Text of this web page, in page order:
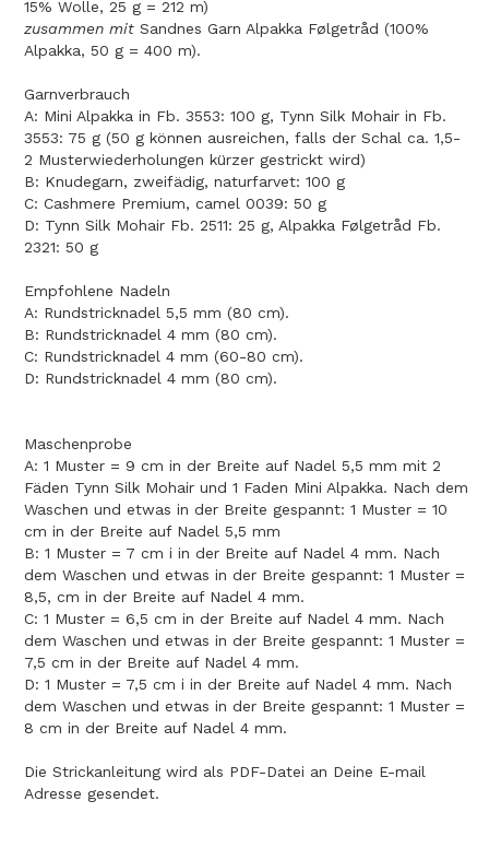
15% Wolle, 25 g = 212 m)
zusammen mit Sandnes Garn Alpakka Følgetråd (100%
Alpakka, 50 g = 400 m).
Garnverbrauch
A: Mini Alpakka in Fb. 3553: 100 g, Tynn Silk Mohair in Fb.
3553: 75 g (50 g können ausreichen, falls der Schal ca. 1,5-
2 Musterwiederholungen kürzer gestrickt wird)
B: Knudegarn, zweifädig, naturfarvet: 100 g
C: Cashmere Premium, camel 0039: 50 g
D: Tynn Silk Mohair Fb. 2511: 25 g, Alpakka Følgetråd Fb.
2321: 50 g
Empfohlene Nadeln
A: Rundstricknadel 5,5 mm (80 cm).
B: Rundstricknadel 4 mm (80 cm).
C: Rundstricknadel 4 mm (60-80 cm).
D: Rundstricknadel 4 mm (80 cm).
Maschenprobe
A: 1 Muster = 9 cm in der Breite auf Nadel 5,5 mm mit 2
Fäden Tynn Silk Mohair und 1 Faden Mini Alpakka. Nach dem
Waschen und etwas in der Breite gespannt: 1 Muster = 10
cm in der Breite auf Nadel 5,5 mm
B: 1 Muster = 7 cm i in der Breite auf Nadel 4 mm. Nach
dem Waschen und etwas in der Breite gespannt: 1 Muster =
8,5, cm in der Breite auf Nadel 4 mm.
C: 1 Muster = 6,5 cm in der Breite auf Nadel 4 mm. Nach
dem Waschen und etwas in der Breite gespannt: 1 Muster =
7,5 cm in der Breite auf Nadel 4 mm.
D: 1 Muster = 7,5 cm i in der Breite auf Nadel 4 mm. Nach
dem Waschen und etwas in der Breite gespannt: 1 Muster =
8 cm in der Breite auf Nadel 4 mm.
Die Strickanleitung wird als PDF-Datei an Deine E-mail
Adresse gesendet.